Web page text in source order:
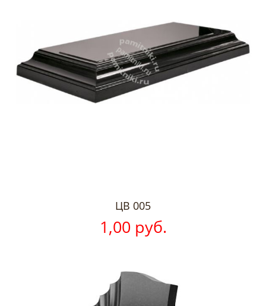
ЦВ 005
1,00 руб.